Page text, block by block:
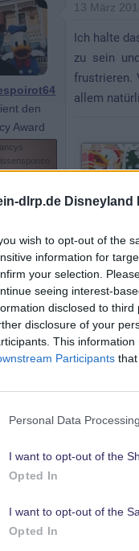
dlrp.de Disneyland
wish to opt-out of the
information for
your selection.
seeing interest-
disclosed to
disclosure of your
This
Participants
Personal Data
I want to opt-out of the
Opted In
I want to opt-out of the
Opted In
den
Award
r
13 März
Ich halte
zu sein
frustrieren.
allem
Member
13 März
Ich halte
und
wenn im
nicht
Das